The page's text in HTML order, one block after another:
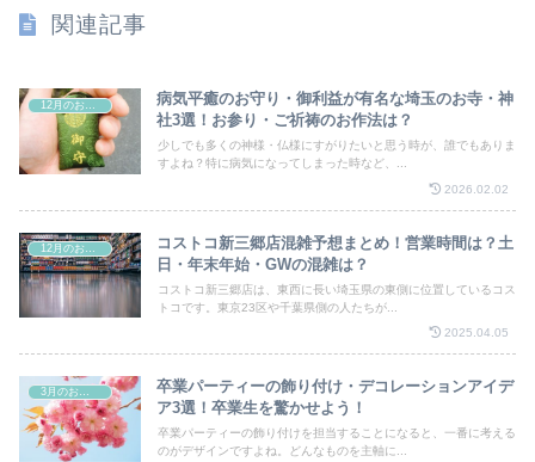
関連記事
病気平癒のお守り・御利益が有名な埼玉のお寺・神
社3選！お参り・ご祈祷のお作法は？
少しでも多くの神様・仏様にすがりたいと思う時が、誰でもありま
すよね？特に病気になってしまった時など、...
2026.02.02
コストコ新三郷店混雑予想まとめ！営業時間は？土
日・年末年始・GWの混雑は？
コストコ新三郷店は、東西に長い埼玉県の東側に位置しているコス
トコです。東京23区や千葉県側の人たちが...
2025.04.05
3月のお祭り
卒業パーティーの飾り付け・デコレーションアイデ
ア3選！卒業生を驚かせよう！
卒業パーティーの飾り付けを担当することになると、一番に考える
のがデザインですよね。どんなものを主軸に...